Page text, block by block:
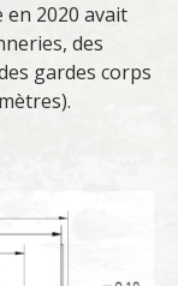
2020 avait
des
gardes corps